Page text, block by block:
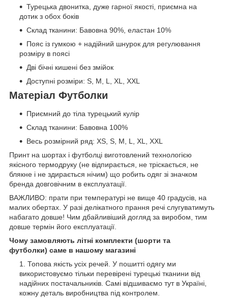
Турецька двонитка, дуже гарної якості, приємна на
дотик з обох боків
Склад тканини: Бавовна 90%, еластан 10%
Пояс із гумкою + надійний шнурок для регулювання
розміру в поясі
Дві бічні кишені без змійок
Доступні розміри: S, M, L, XL, XXL
Матеріал Футболки
Приємний до тіла турецький кулір
Склад тканини: Бавовна 100%
Весь розмірний ряд: XS, S, M, L, XL, XXL
Принт на шортах і футболці виготовлений технологією
якісного термодруку (не відпирається, не тріскається, не
блякне і не здирається нічим) що робить одяг зі значком
бренда довговічним в експлуатації.
ВАЖЛИВО: прати при температурі не вище 40 градусів, на
малих обертах. У разі делікатного прання речі слугуватимуть
набагато довше! Чим дбайливіший догляд за виробом, тим
довше термін його експлуатації.
Чому замовляють літні комплекти (шорти та
футболки) саме в нашому магазині
Топова якість усіх речей. У пошитті одягу ми
використовуємо тільки перевірені турецькі тканини від
надійних постачальників. Самі відшиваємо тут в Україні,
кожну деталь виробництва під контролем.